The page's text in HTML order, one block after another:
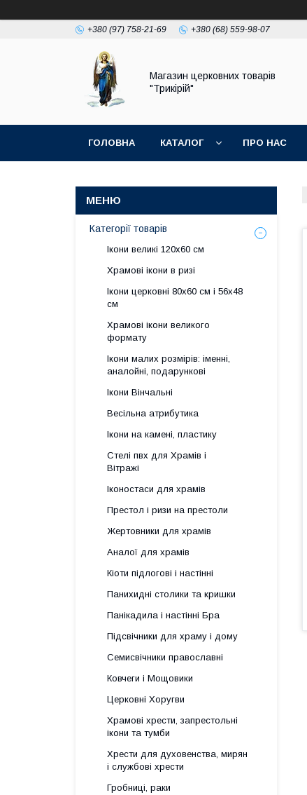
+380 (97) 758-21-69 +380 (68) 559-98-07
Магазин церковних товарів
"Трикірій"
ГОЛОВНА КАТАЛОГ ПРО НАС
Категорії товарів
Ікони великі 120х60 см
Храмові ікони в ризі
Ікони церковні 80х60 см і 56х48
см
Храмові ікони великого
формату
Ікони малих розмірів: іменні,
аналойні, подарункові
Ікони Вінчальні
Весільна атрибутика
Ікони на камені, пластику
Стелі пвх для Храмів і
Вітражі
Іконостаси для храмів
Престол і ризи на престоли
Жертовники для храмів
Аналої для храмів
Кіоти підлогові і настінні
Панихидні столики та кришки
Панікадила і настінні Бра
Підсвічники для храму і дому
Семисвічники православні
Ковчеги і Мощовики
Церковні Хоругви
Храмові хрести, запрестольні
ікони та тумби
Хрести для духовенства, мирян
і службові хрести
Гробниці, раки